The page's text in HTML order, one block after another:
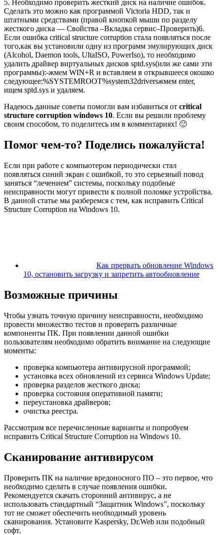
5. Необходимо проверить жесткий диск на наличие ошибок.
Сделать это можно как программой Victoria HDD, так и
штатными средствами (правой кнопкой мыши по разделу
жесткого диска — Свойства –Вкладка сервис–Проверить)6.
Если ошибка critical structure corruption стала появляться после
того,как вы установили одну из программ эмулирующих диск
(Alcohol, Daemon tools, UltaISO, PowerIso), то необходимо
удалить драйвер виртуальных дисков sptd.sys(или же сами эти
программы):-жмем WIN+R и вставляем в открывшееся окошко
следующее:%SYSTEMROOT%system32driversжмем enter,
ищем sptd.sys и удаляем.
Надеюсь данные советы помогли вам избавиться от critical
structure corruption windows 10. Если вы решили проблему
своим способом, то поделитесь им в комментариях! 🙂
Помог чем-то? Поделись пожалуйста!
Если при работе с компьютером периодически стал
появляться синий экран с ошибкой, то это серьезный повод
заняться “лечением” системы, поскольку подобные
неисправности могут привести к полной поломке устройства.
В данной статье мы разберемся с тем, как исправить Critical
Structure Corruption на Windows 10.
Как прервать обновление Windows
10, остановить загрузку и запретить автообновление
Возможные причины
Чтобы узнать точную причину неисправности, необходимо
провести множество тестов и проверить различные
компоненты ПК. При появлении данной ошибки
пользователям необходимо обратить внимание на следующие
моменты:
проверка компьютера антивирусной программой;
установка всех обновлений из сервиса Windows Update;
проверка разделов жесткого диска;
проверка состояния оперативной памяти;
переустановка драйверов;
очистка реестра.
Рассмотрим все перечисленные варианты и попробуем
исправить Critical Structure Corruption на Windows 10.
Сканирование антивирусом
Проверить ПК на наличие вредоносного ПО – это первое, что
необходимо сделать в случае появления ошибки.
Рекомендуется скачать сторонний антивирус, а не
использовать стандартный “Защитник Windows”, поскольку
тот не сможет обеспечить необходимый уровень
сканирования. Установите Kaspersky, Dr.Web или подобный
софт.